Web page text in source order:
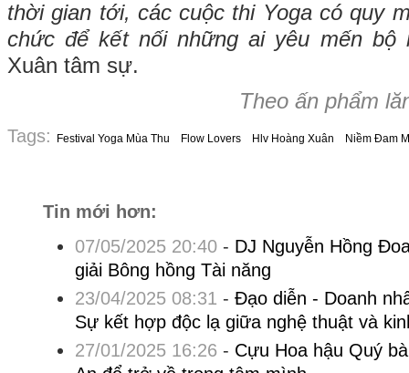
thời gian tới, các cuộc thi Yoga có quy
chức để kết nối những ai yêu mến bộ
Xuân tâm sự.
Theo ấn phẩm
Tags: Festival Yoga Mùa Thu Flow Lovers Hlv Hoàng Xuân Niềm Đam
Tin mới hơn:
07/05/2025 20:40- DJ Nguyễn Hồng
giải Bông hồng Tài năng
23/04/2025 08:31 - Đạo diễn - Doanh
Sự kết hợp độc lạ giữa nghệ thuật và
27/01/2025 16:26 - Cựu Hoa hậu Quý